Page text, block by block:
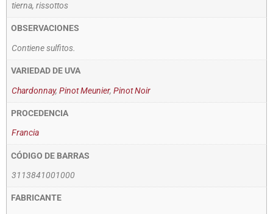
tierna, rissottos
OBSERVACIONES
Contiene sulfitos.
VARIEDAD DE UVA
Chardonnay, Pinot Meunier, Pinot Noir
PROCEDENCIA
Francia
CÓDIGO DE BARRAS
3113841001000
FABRICANTE